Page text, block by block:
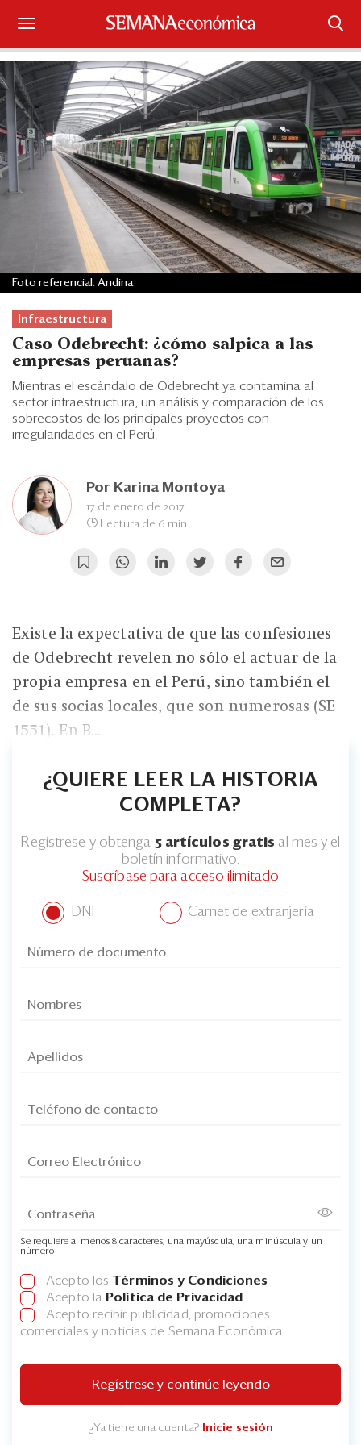
Suscríbase
Iniciar sesión
Portada
¿Qué está pasando?
Sectores y Empresas
Management
Economía y Finanzas
Legal y Política
Eventos
Blogs
Ranking CEO
Edición Impresa
Infraestructura
Caso Odebrecht: ¿cómo salpica a las
empresas peruanas?
Mientras el escándalo de Odebrecht ya contamina al
sector infraestructura, un análisis y comparación de los
sobrecostos de los principales proyectos con
irregularidades en el Perú.
Por Karina Montoya
17 de enero de 2017
Lectura de 6 min
Foto referencial: Andina
Existe la expectativa de que las confesiones
de Odebrecht revelen no sólo el actuar de la
propia empresa en el Perú, sino también el
de sus socias locales, que son numerosas (SE
1551). En B...
¿QUIERE LEER LA HISTORIA
COMPLETA?
Regístrese y obtenga 5 artículos gratis al mes y el
boletín informativo.
Suscríbase para acceso ilimitado
DNI Carnet de extranjería
Se requiere al menos 8 caracteres, una mayúscula, una minúscula y un
número
Acepto los Términos y Condiciones
Acepto la Política de Privacidad
Acepto recibir publicidad, promociones
comerciales y noticias de Semana Económica
Regístrese y continúe leyendo
¿Ya tiene una cuenta? Inicie sesión